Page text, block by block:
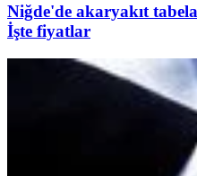
Niğde'de akaryakıt
İşte fiyatlar